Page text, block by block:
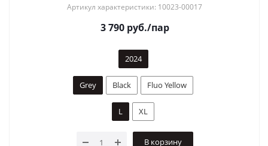
Артикул характеристики: 10023-00017
3 790руб./пар
2024
Grey Black Fluo Yellow
L XL
В корзину